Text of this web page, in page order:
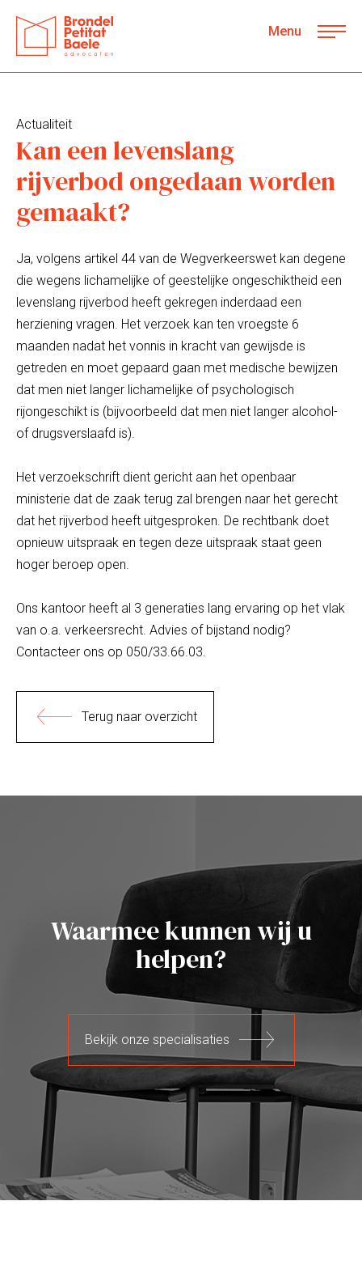
Menu
Actualiteit
Kan een levenslang
rijverbod ongedaan worden
gemaakt?
Ja, volgens artikel 44 van de Wegverkeerswet kan degene
die wegens lichamelijke of geestelijke ongeschiktheid een
levenslang rijverbod heeft gekregen inderdaad een
herziening vragen. Het verzoek kan ten vroegste 6
maanden nadat het vonnis in kracht van gewijsde is
getreden en moet gepaard gaan met medische bewijzen
dat men niet langer lichamelijke of psychologisch
rijongeschikt is (bijvoorbeeld dat men niet langer alcohol-
of drugsverslaafd is).
Het verzoekschrift dient gericht aan het openbaar
ministerie dat de zaak terug zal brengen naar het gerecht
dat het rijverbod heeft uitgesproken. De rechtbank doet
opnieuw uitspraak en tegen deze uitspraak staat geen
hoger beroep open.
Ons kantoor heeft al 3 generaties lang ervaring op het vlak
van o.a. verkeersrecht. Advies of bijstand nodig?
Contacteer ons op 050/33.66.03.
Terug naar overzicht
Waarmee kunnen wij u
helpen?
Bekijk onze specialisaties